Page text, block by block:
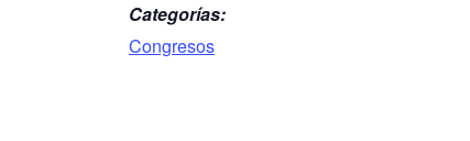
Categorías:
Congresos